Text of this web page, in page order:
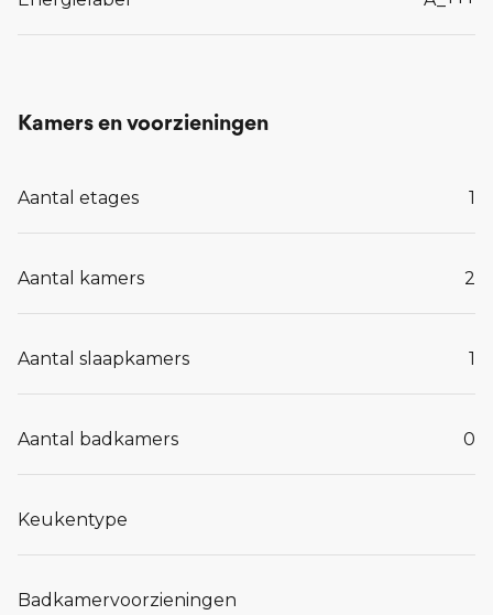
Kamers en voorzieningen
Aantal etages 1
Aantal kamers 2
Aantal slaapkamers 1
Aantal badkamers 0
Keukentype
Badkamervoorzieningen